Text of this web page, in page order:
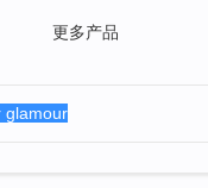
更多产品